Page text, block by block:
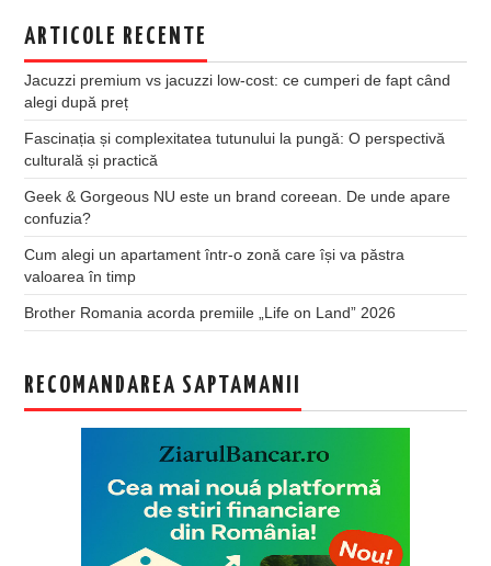
ARTICOLE RECENTE
Jacuzzi premium vs jacuzzi low-cost: ce cumperi de fapt când
alegi după preț
Fascinația și complexitatea tutunului la pungă: O perspectivă
culturală și practică
Geek & Gorgeous NU este un brand coreean. De unde apare
confuzia?
Cum alegi un apartament într-o zonă care își va păstra
valoarea în timp
Brother Romania acorda premiile „Life on Land” 2026
RECOMANDAREA SAPTAMANII